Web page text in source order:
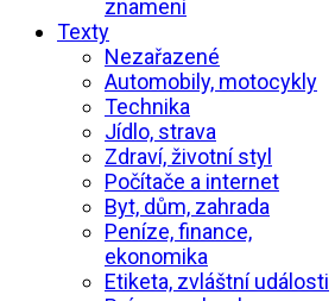
znamení
Texty
Nezařazené
Automobily, motocykly
Technika
Jídlo, strava
Zdraví, životní styl
Počítače a internet
Byt, dům, zahrada
Peníze, finance,
ekonomika
Etiketa, zvláštní události